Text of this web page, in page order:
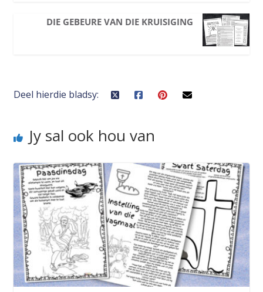
DIE GEBEURE VAN DIE KRUISIGING
Deel hierdie bladsy:
Jy sal ook hou van